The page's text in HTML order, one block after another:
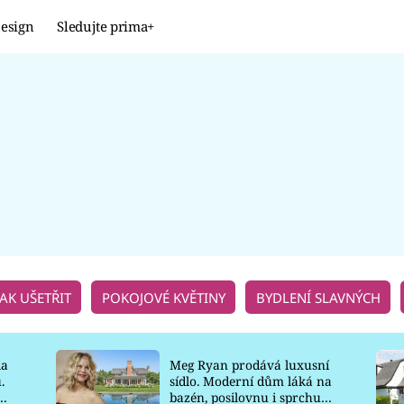
Sledujte prima+
UŠETŘIT POKOJOVÉ KVĚTINY BYDLENÍ SLAVNÝCH
Meg Ryan prodává luxusní
sídlo. Moderní dům láká na
bazén, posilovnu i sprchu